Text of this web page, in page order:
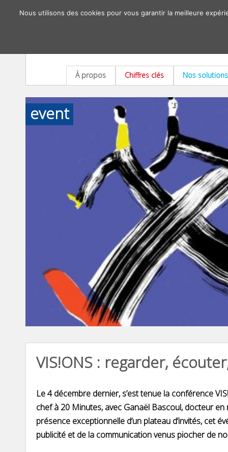
À propos Chiffres clés Nos solutions
event
VIS!ONS : regarder,
Le 4 décembre dernier, s’est tenue la conférence
chef à 20 Minutes, avec Ganaël Bascoul, docteur
présence exceptionnelle d’un plateau d’invités, cet
publicité et de la communication venus piocher de
Nous utilisons des cookies pour vous garantir la meilleure